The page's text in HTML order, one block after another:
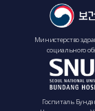
Министерство
социального
Госпиталь